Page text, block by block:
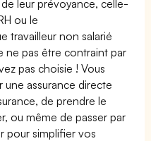
leur prévoyance, celle-
ou le
travailleur non salarié
ne pas être contraint par
pas choisie ! Vous
assurance directe
de prendre le
ou même de passer par
pour simplifier vos